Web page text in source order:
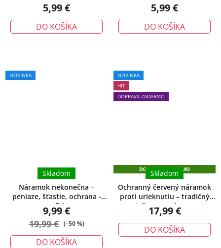
5,99 €
DO KOŠÍKA
5,99 €
DO KOŠÍKA
NOVINKA
Náramok nekonečna –
peniaze, šťastie, ochrana -
veľký
Skladom
9,99 €
19,99 € (–50 %)
DO KOŠÍKA
produktu
NOVINKA
HIT
DOPRAVA ZADARMO
DOPRAVA ZADARMO
Ochranný červený náramok
proti urieknutiu – tradičný
talizman ochrany
Skladom
17,99 €
DO KOŠÍKA